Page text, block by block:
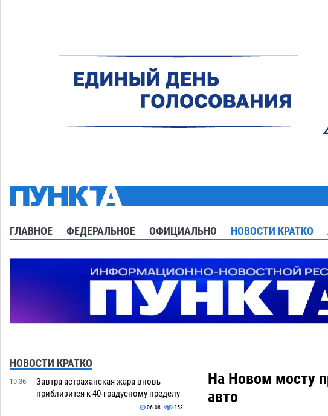
ГЛАВНОЕ ФЕДЕРАЛЬНОЕ ОФИЦИАЛЬНО НОВОСТИ КРАТКО
НОВОСТИ КРАТКО
19:36
Завтра астраханская жара вновь
приблизится к 40-градусному пределу
06.08 253
На Новом мосту
авто